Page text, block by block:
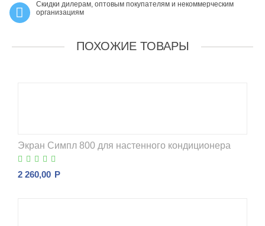
Скидки дилерам, оптовым покупателям и некоммерческим
организациям
ПОХОЖИЕ ТОВАРЫ
Экран Симпл 800 для настенного кондиционера
2 260,00 Р